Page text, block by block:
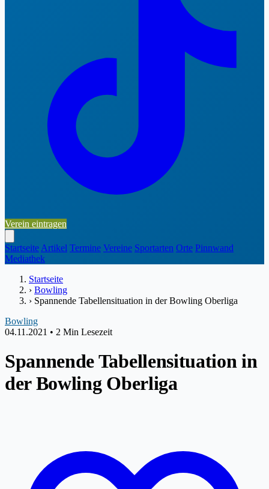
Verein eintragen
Startseite Artikel Termine Vereine Sportarten Orte Pinnwand
Mediathek
Startseite
› Bowling
› Spannende Tabellensituation in der Bowling Oberliga
Bowling
04.11.2021 • 2 Min Lesezeit
Spannende Tabellensituation in
der Bowling Oberliga